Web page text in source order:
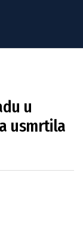
u
usmrtila